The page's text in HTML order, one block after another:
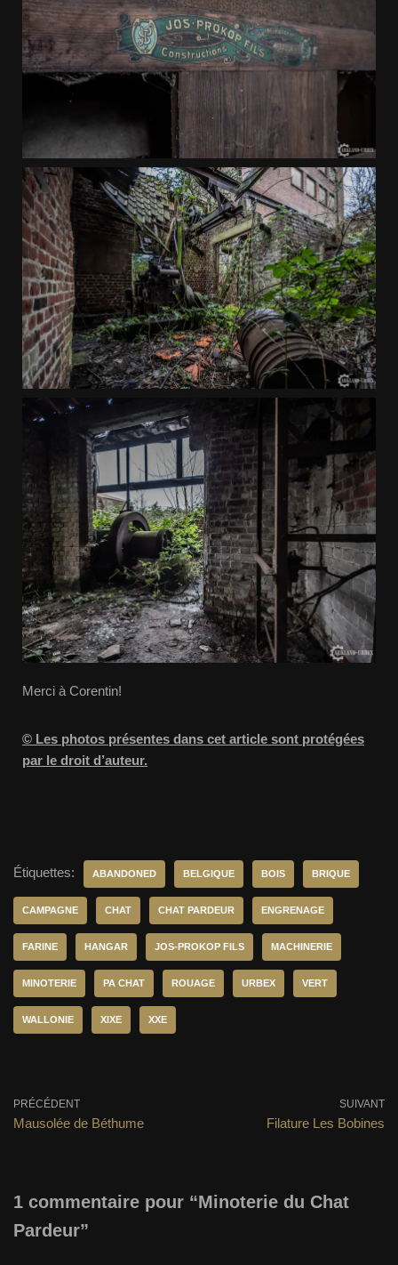
Merci à Corentin!
© Les photos présentes dans cet article sont protégées
par le droit d’auteur.
Étiquettes: ABANDONED BELGIQUE BOIS BRIQUE
CAMPAGNE CHAT CHAT PARDEUR ENGRENAGE
FARINE HANGAR JOS-PROKOP FILS MACHINERIE
MINOTERIE PA CHAT ROUAGE URBEX VERT
WALLONIE XIXE XXE
PRÉCÉDENT
Mausolée de Béthume
SUIVANT
Filature Les Bobines
1 commentaire pour “Minoterie du Chat
Pardeur”